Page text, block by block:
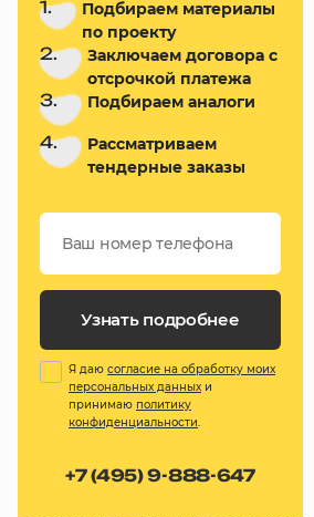
1.
Подбираем материалы
по проекту
2.
Заключаем договора с
отсрочкой платежа
3. Подбираем аналоги
4.
Рассматриваем
тендерные заказы
Узнать подробнее
Я даю согласие на обработку моих
персональных данных и
принимаю политику
конфиденциальности.
+7 (495) 9-888-647